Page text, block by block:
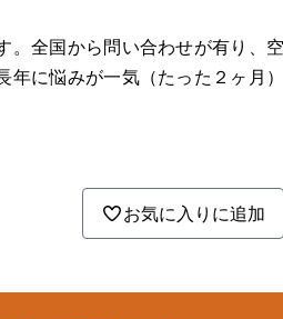
。全国から問い合わせが有り、空
年に悩みが一気（たった２ヶ月）
お気に入りに追加